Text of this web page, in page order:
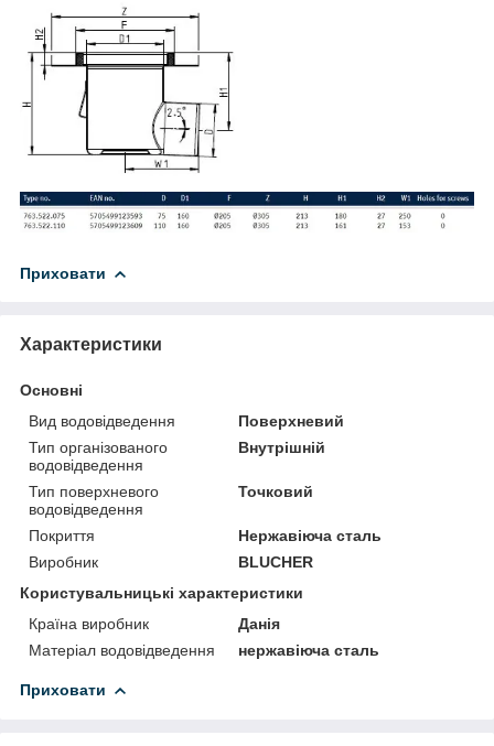
Приховати
Характеристики
Основні
Вид водовідведення
Поверхневий
Тип організованого
водовідведення
Внутрішній
Тип поверхневого
водовідведення
Точковий
Покриття
Нержавіюча сталь
Виробник
BLUCHER
Користувальницькі характеристики
Країна виробник
Данія
Матеріал водовідведення
нержавіюча сталь
Приховати